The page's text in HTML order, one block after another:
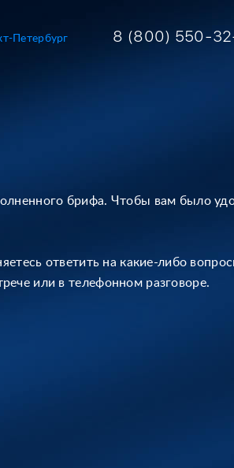
Петербург 8 (800) 550-
брифа. Чтобы вам было
ответить на какие-либо
или в телефонном разговоре.